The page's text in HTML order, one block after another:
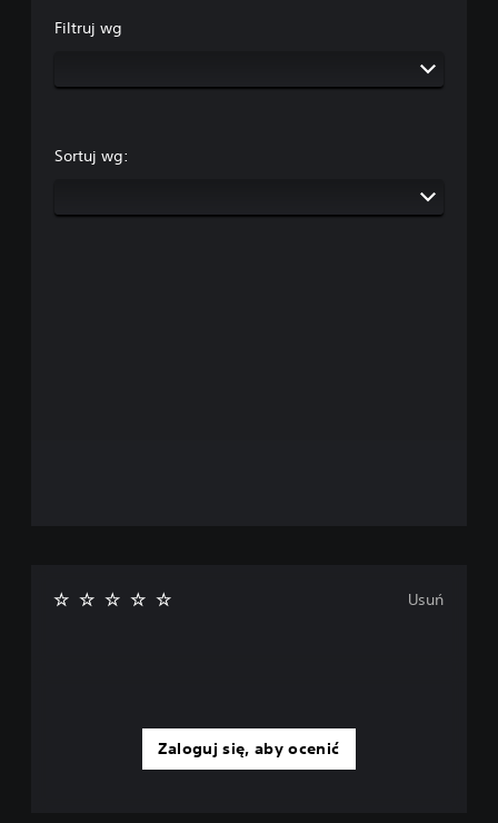
Filtruj wg
Sortuj wg:
Zaloguj się, aby ocenić
Usuń